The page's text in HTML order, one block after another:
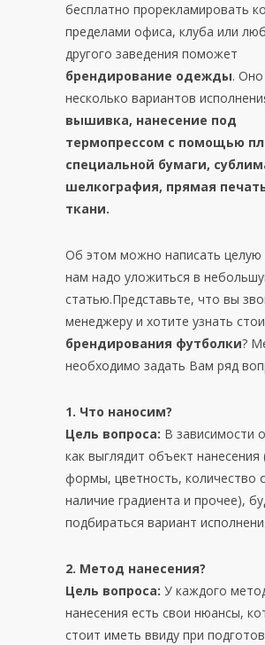
бесплатно прорекламировать
пределами офиса, клуба или
другого заведения поможет
брендирование одежды.
несколько вариантов
вышивка, нанесение под
термопрессом с помощью
специальной бумаги,
шелкография, прямая
ткани.
Об этом можно написать целую
нам надо уложиться в
статью.Представьте, что вы
менеджеру и хотите узнать
брендирования футболки?
необходимо задать Вам ряд
1. Что наносим?
Цель вопроса: В зависимости
как выглядит объект нанесения
формы, цветность, количество
наличие градиента и прочее),
подбираться вариант
2. Метод нанесения?
Цель вопроса: У каждого
нанесения есть свои нюансы,
стоит иметь ввиду при